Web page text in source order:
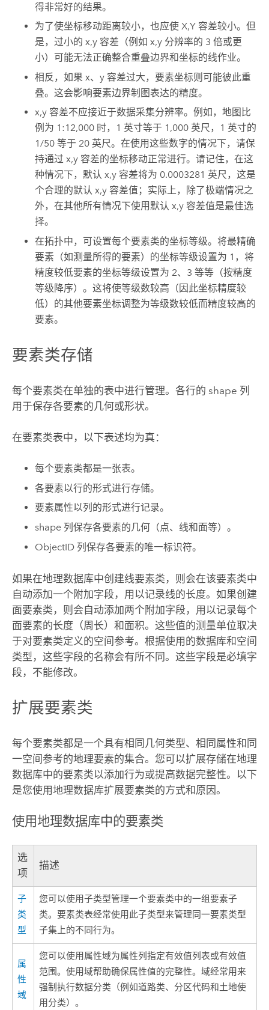
得非常好的结果。
为了使坐标移动距离较小，也应使 X,Y 容差较小。但
是，过小的 x,y 容差（例如 x,y 分辨率的 3 倍或更
小）可能无法正确整合重叠边界和坐标的线作业。
相反，如果 x、y 容差过大，要素坐标则可能彼此重
叠。这会影响要素边界制图表达的精度。
x,y 容差不应接近于数据采集分辨率。例如，地图比
例为 1:12,000 时，1 英寸等于 1,000 英尺，1 英寸的
1/50 等于 20 英尺。在使用这些数字的情况下，请保
持通过 x,y 容差的坐标移动正常进行。请记住，在这
种情况下，默认 x,y 容差将为 0.0003281 英尺，这是
个合理的默认 x,y 容差值；实际上，除了极端情况之
外，在其他所有情况下使用默认 x,y 容差值是最佳选
择。
在拓扑中，可设置每个要素类的坐标等级。将最精确
要素（如测量所得的要素）的坐标等级设置为 1，将
精度较低要素的坐标等级设置为 2、3 等等（按精度
等级降序）。这将使等级数较高（因此坐标精度较
低）的其他要素坐标调整为等级数较低而精度较高的
要素。
要素类存储
每个要素类在单独的表中进行管理。各行的 shape 列
用于保存各要素的几何或形状。
在要素类表中，以下表述均为真：
每个要素类都是一张表。
各要素以行的形式进行存储。
要素属性以列的形式进行记录。
shape 列保存各要素的几何（点、线和面等）。
ObjectID 列保存各要素的唯一标识符。
如果在地理数据库中创建线要素类，则会在该要素类中
自动添加一个附加字段，用以记录线的长度。如果创建
面要素类，则会自动添加两个附加字段，用以记录每个
面要素的长度（周长）和面积。这些值的测量单位取决
于对要素类定义的空间参考。根据使用的数据库和空间
类型，这些字段的名称会有所不同。这些字段是必填字
段，不能修改。
扩展要素类
每个要素类都是一个具有相同几何类型、相同属性和同
一空间参考的地理要素的集合。您可以扩展存储在地理
数据库中的要素类以添加行为或提高数据完整性。以下
是您使用地理数据库扩展要素类的方式和原因。
使用地理数据库中的要素类
选
项
描述
子
类
型
您可以使用子类型管理一个要素类中的一组要素子
类。要素类表经常使用此子类型来管理同一要素类型
子集上的不同行为。
属
性
域
您可以使用属性域为属性列指定有效值列表或有效值
范围。使用域帮助确保属性值的完整性。域经常用来
强制执行数据分类（例如道路类、分区代码和土地使
用分类）。